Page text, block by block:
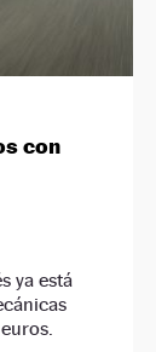
con
ya está